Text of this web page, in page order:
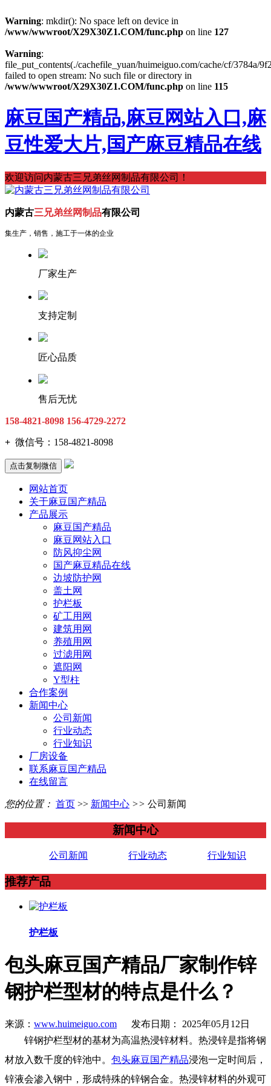
Warning: mkdir(): No space left on device in
/www/wwwroot/X29X30Z1.COM/func.php on line 127
Warning:
file_put_contents(./cachefile_yuan/huimeiguo.com/cache/cf/3784a/
failed to open stream: No such file or directory in
/www/wwwroot/X29X30Z1.COM/func.php on line 115
麻豆国产精品,麻豆网站入口,麻
豆性爱大片,国产麻豆精品在线
欢迎访问内蒙古三兄弟丝网制品有限公司！
内蒙古三兄弟丝网制品有限公司
集生产，销售，施工于一体的企业
厂家生产
支持定制
匠心品质
售后无忧
158-4821-8098 156-4729-2272
+ 微信号： 158-4821-8098
点击复制微信
网站首页
关于麻豆国产精品
产品展示
麻豆国产精品
麻豆网站入口
防风抑尘网
国产麻豆精品在线
边坡防护网
盖土网
护栏板
矿工用网
建筑用网
养殖用网
过滤用网
遮阳网
Y型柱
合作案例
新闻中心
公司新闻
行业动态
行业知识
厂房设备
联系麻豆国产精品
在线留言
您的位置： 首页 >> 新闻中心 >> 公司新闻
新闻中心
公司新闻 行业动态 行业知识
推荐产品
护栏板
包头麻豆国产精品厂家制作锌
钢护栏型材的特点是什么？
来源： www.huimeiguo.com 发布日期： 2025年05月12日
锌钢护栏型材的基材为高温热浸锌材料。热浸锌是指将钢
材放入数千度的锌池中。 包头麻豆国产精品浸泡一定时间后，
锌液会渗入钢中，形成特殊的锌钢合金。热浸锌材料的外观可